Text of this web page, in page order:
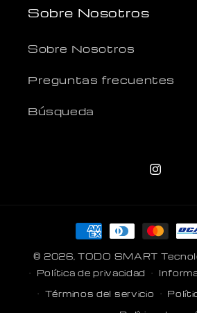
Sobre Nosotros
Sobre Nosotros
Preguntas frecuentes
Búsqueda
Formas
de
pago
© 2026,TODO SMART
Política de privacidad
Términos del servicio